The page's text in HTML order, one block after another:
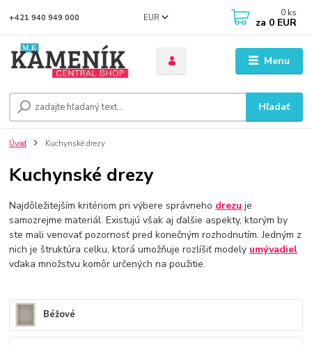
Menu
EUR
Hľadať
+421 940 949 000 0 ks
za 0 EUR
Úvod Kuchynské drezy
Kuchynské drezy
Najdôležitejším kritériom pri výbere správneho drezu je
samozrejme materiál. Existujú však aj ďalšie aspekty, ktorým by
ste mali venovať pozornosť pred konečným rozhodnutím. Jedným z
nich je štruktúra celku, ktorá umožňuje rozlíšiť modely umývadiel
vďaka množstvu komôr určených na použitie.
Béžové